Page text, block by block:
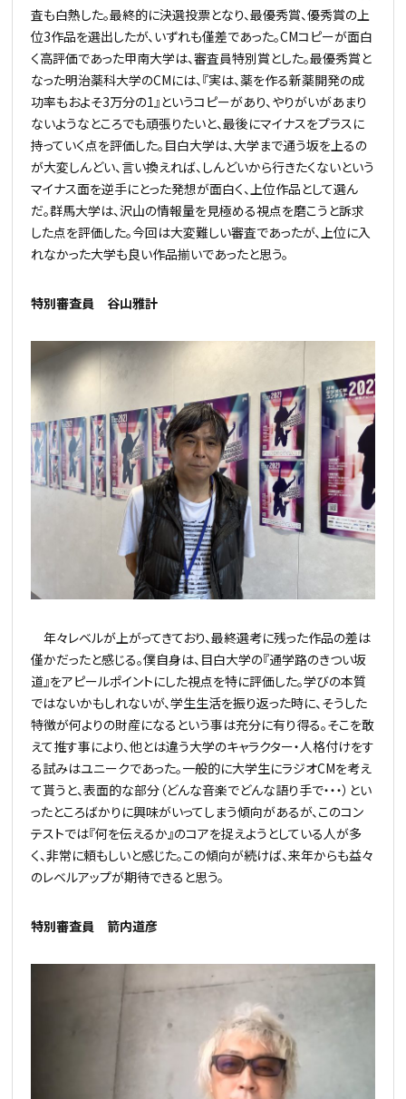
査も白熱した。最終的に決選投票となり、最優秀賞、優秀賞の上
位3作品を選出したが、いずれも僅差であった。CMコピーが面白
く高評価であった甲南大学は、審査員特別賞とした。最優秀賞と
なった明治薬科大学のCMには、『実は、薬を作る新薬開発の成
功率もおよそ3万分の1』というコピーがあり、やりがいがあまり
ないようなところでも頑張りたいと、最後にマイナスをプラスに
持っていく点を評価した。目白大学は、大学まで通う坂を上るの
が大変しんどい、言い換えれば、しんどいから行きたくないという
マイナス面を逆手にとった発想が面白く、上位作品として選ん
だ。群馬大学は、沢山の情報量を見極める視点を磨こうと訴求
した点を評価した。今回は大変難しい審査であったが、上位に入
れなかった大学も良い作品揃いであったと思う。
特別審査員 谷山雅計
年々レベルが上がってきており、最終選考に残った作品の差は
僅かだったと感じる。僕自身は、目白大学の『通学路のきつい坂
道』をアピールポイントにした視点を特に評価した。学びの本質
ではないかもしれないが、学生生活を振り返った時に、そうした
特徴が何よりの財産になるという事は充分に有り得る。そこを敢
えて推す事により、他とは違う大学のキャラクター・人格付けをす
る試みはユニークであった。一般的に大学生にラジオCMを考え
て貰うと、表面的な部分（どんな音楽でどんな語り手で・・・）とい
ったところばかりに興味がいってしまう傾向があるが、このコン
テストでは『何を伝えるか』のコアを捉えようとしている人が多
く、非常に頼もしいと感じた。この傾向が続けば、来年からも益々
のレベルアップが期待できると思う。
特別審査員 箭内道彦